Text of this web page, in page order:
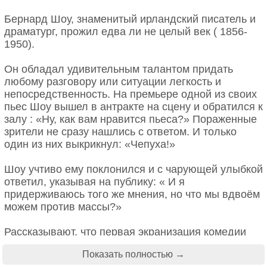
позаимствовал не из физики, а из литературы. В
его библиотеке сохранилась книга Данте с
пометками на полях: «Singularitas — точка, где все
Его предсказание о технологической
сингулярности роди-лось не из абстрактных
рассуждений, а из глубоко личного опыта. Фон
Нейман осознал, что его собственный интеллект
растёт экспоненциально - каждое новое знание
открывает доступ к ещё большему знанию. Он
технологическое развитие.
В частных беседах он говорил: «Я чувствую, как
мой разум расширяется каждый день. Но что
машинам? Когда они смогут улучшать сами себя
Мартинику и Панаму — первой попыткой
сознательного бегства из цивилизованного мира.
Наблюдая строительство Панамского канала Гоген
воочию мог видеть те преобразования, которые
несла миру индустриализация. Чем беззащитнее
было местное население, тем быстрее исчезал
первобытный рай.
Бернард Шоу, знаменитый ирландский писатель и
драматург, прожил едва ли не целый век ( 1856-
1950).
Он обладал удивительным талантом придать
любому разговору или ситуации легкость и
непосредственность. На премьере одной из своих
пьес Шоу вышел в антракте на сцену и обратился к
залу : «Ну, как вам нравится пьеса?» Пораженные
зрители не сразу нашлись с ответом. И только
один из них выкрикнул: «Чепуха!»
Шоу учтиво ему поклонился и с чарующей улыбкой
ответил, указывая на публику: « И я
придерживаюсь того же мнения, но что мы вдвоём
можем против массы?»
Рассказывают, что первая экранизация комедии
По этому поводу продюсер фильма устроил
Показать полностью →